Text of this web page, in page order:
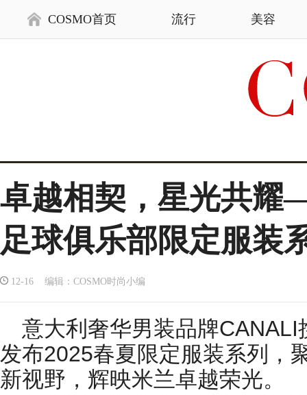
COSMO首页 流行 美容
卓越相契，星光共
足球俱乐部限定服装
12-16 编辑：COSMO时尚小编
意大利奢华男装品牌
发布2025春夏限定服装系列，
新视野，辉映米兰卓越荣光。